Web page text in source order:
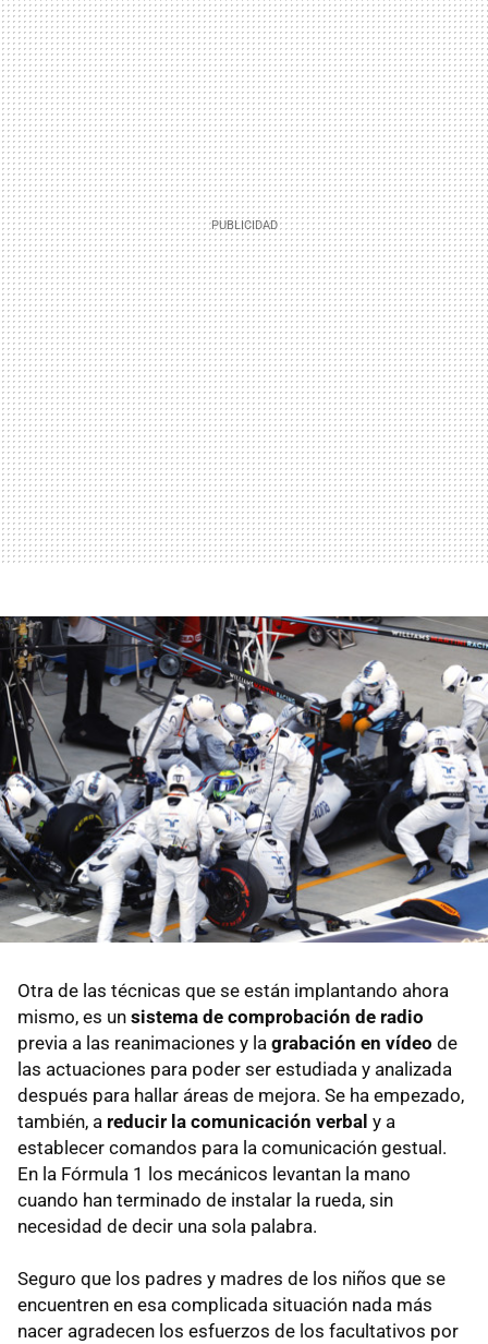
Otra de las técnicas que se están implantando ahora
mismo, es un sistema de comprobación de radio
previa a las reanimaciones y la grabación en vídeo de
las actuaciones para poder ser estudiada y analizada
después para hallar áreas de mejora. Se ha empezado,
también, a reducir la comunicación verbal y a
establecer comandos para la comunicación gestual.
En la Fórmula 1 los mecánicos levantan la mano
cuando han terminado de instalar la rueda, sin
necesidad de decir una sola palabra.
Seguro que los padres y madres de los niños que se
encuentren en esa complicada situación nada más
nacer agradecen los esfuerzos de los facultativos por